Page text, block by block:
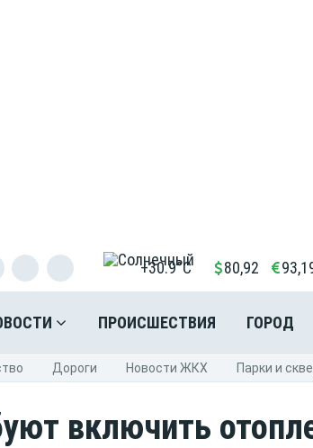
+30.9°C 80,92
ПРОИСШЕСТВИЯ ГОРОД
Дороги Новости ЖКХ Парки и
включить